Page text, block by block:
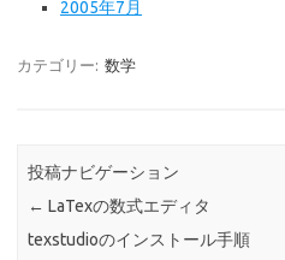
2005年7月
カテゴリー: 数学
投稿ナビゲーション
← LaTexの数式エディタ
texstudioのインストール手順